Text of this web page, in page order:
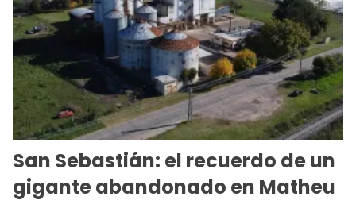
San Sebastián: el recuerdo de un
gigante abandonado en Matheu